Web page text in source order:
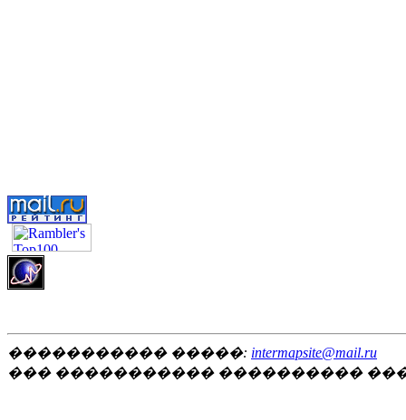
����������� �����: intermapsite@mail.ru
��� ����������� ����������